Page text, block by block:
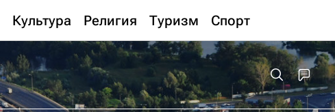
Культура Религия Туризм Спорт